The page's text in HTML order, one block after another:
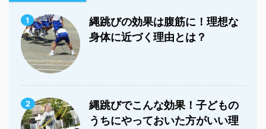
1
縄跳びの効果は腹筋に！理想な
身体に近づく理由とは？
2
縄跳びでこんな効果！子どもの
うちにやっておいた方がいい理